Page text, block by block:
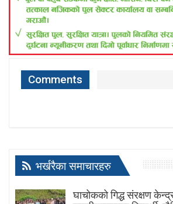
Comments
भर्खरैका समाचारहरु
घाचोकको गिद्ध संरक्षण